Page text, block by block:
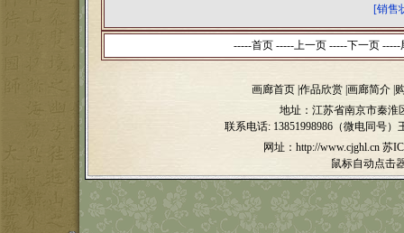
[销售
-----首页 -----上一页 -----下一页 -----
画廊首页 作品欣赏 画廊简介
地址：江苏省南京市秦淮
联系电话: 13851998986（微电同号）
网址：http://www.cjghl.cn 苏
鼠标自动点击